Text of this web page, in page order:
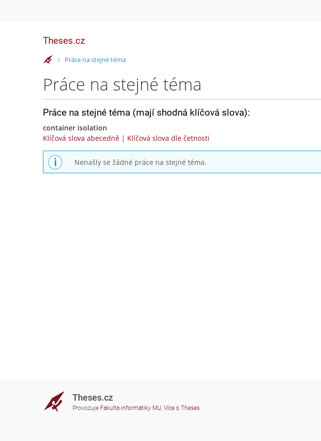
Theses.cz
>Práce na stejné téma
Práce na stejné téma
Práce na stejné téma (mají shodná klíčová slova):
container isolation
Klíčová slova abecedně | Klíčová slova dle četnosti
Nenašly se žádné práce na stejné téma.
Theses.cz
Provozuje Fakulta informatiky MU, Více o Theses